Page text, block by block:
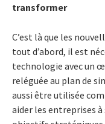
transformer
C’est là que les
tout d’abord, il est
technologie avec un
reléguée au plan de
aussi être utilisée
aider les entreprises